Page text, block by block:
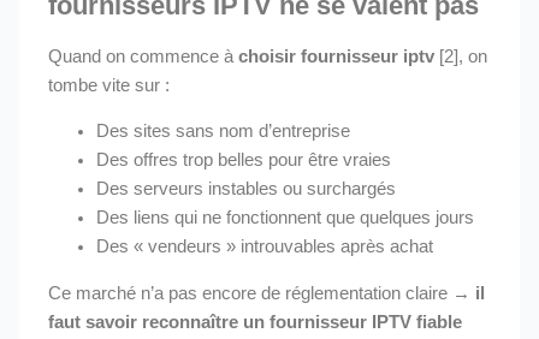
Quand on commence àchoisir fournisseur iptv [2], on
tombe vite sur :
Des sites sans nom d’entreprise
Des offres trop belles pour être vraies
Des serveurs instables ou surchargés
Des liens qui ne fonctionnent que quelques jours
Des « vendeurs » introuvables après achat
Ce marché n’a pas encore de réglementation claire → il
faut savoir reconnaître un fournisseur IPTV fiable